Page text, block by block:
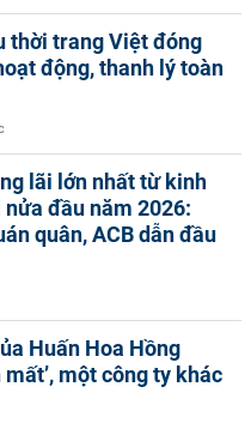
thời trang Việt đóng
động, thanh lý toàn
lãi lớn nhất từ kinh
đầu năm 2026:
quân, ACB dẫn đầu
Huấn Hoa Hồng
mất’, một công ty khác